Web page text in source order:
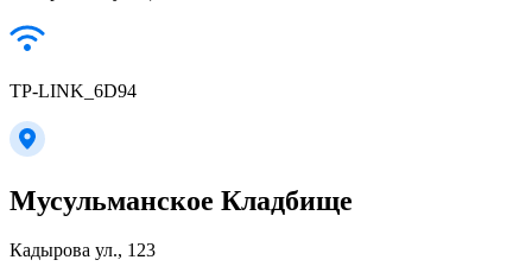
TP-LINK_6D94
Мусульманское Кладбище
Кадырова ул., 123